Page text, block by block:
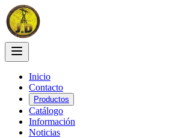
Inicio
Contacto
Productos
Catálogo
Información
Noticias